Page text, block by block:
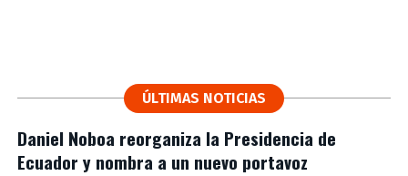
ÚLTIMAS NOTICIAS
Daniel Noboa reorganiza la Presidencia de
Ecuador y nombra a un nuevo portavoz